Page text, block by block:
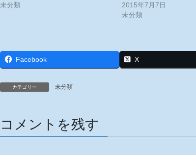
未分類
2015年7月7日
未分類
Facebook X
カテゴリー 未分類
コメントを残す